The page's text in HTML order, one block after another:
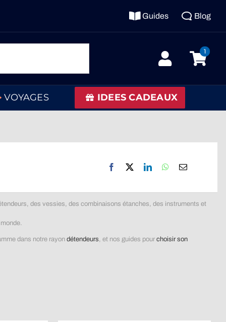
Guides Blog
1
VOYAGES IDEES CADEAUX
des vessies, des combinaisons étanches, des instruments et
dans notre rayon détendeurs, et nos guides pour choisir son